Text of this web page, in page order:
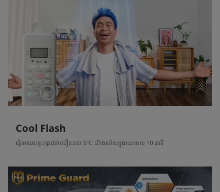
Cool Flash
ធ្វើអោយបន្ទប់ត្រជាក់លឿនដល់ 5°C យ៉ាងរហ័សក្នុងរយៈពេល 10 នាទី